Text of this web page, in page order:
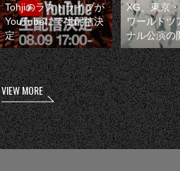
Tohjiのラストライブが
YouTubeにて生配信決
定
XG、東京
ワールドツ
ナル公演の
VIEW MORE